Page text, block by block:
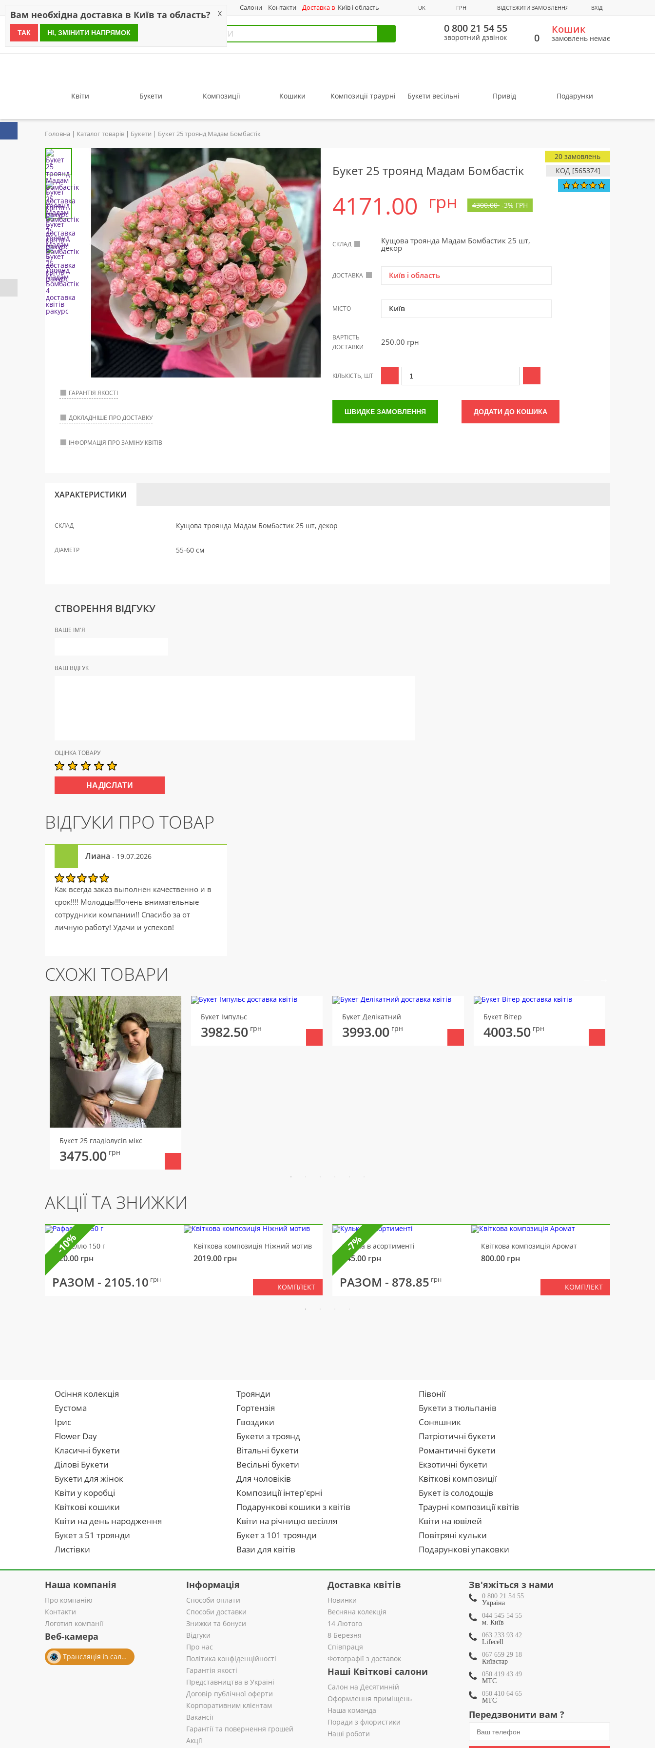
Салони Контакти Доставка в Київ і область UK ГРН ВІДСТЕЖИТИ ЗАМОВЛЕННЯ ВХІД
since 1999
0 800 21 54 55
зворотний дзвінок 0
Кошик
замовлень немає
Квіти Букети Композиції Кошики Композиції траурні Букети весільні Привід Подарунки
Головна Каталог товарів Букети Букет 25 троянд Мадам Бомбастік
ГАРАНТІЯ ЯКОСТІ
ДОКЛАДНІШЕ ПРО ДОСТАВКУ
ІНФОРМАЦІЯ ПРО ЗАМІНУ КВІТІВ
Букет 25 троянд Мадам Бомбастік КОД [565374]
20 замовлень
4171.00 грн 4300.00 -3% ГРН
СКЛАД Кущова троянда Мадам Бомбастик 25 шт,
декор
ДОСТАВКА Київ і область
МІСТО Київ
ВАРТІСТЬ
ДОСТАВКИ
250.00 грн
КІЛЬКІСТЬ, ШТ
ШВИДКЕ ЗАМОВЛЕННЯ ДОДАТИ ДО КОШИКА
ХАРАКТЕРИСТИКИ
СКЛАД Кущова троянда Мадам Бомбастик 25 шт, декор
ДІАМЕТР 55-60 см
СТВОРЕННЯ ВІДГУКУ
ВАШЕ ІМ'Я
ВАШ ВІДГУК
ОЦІНКА ТОВАРУ
ВІДГУКИ ПРО ТОВАР
Лиана - 19.07.2026
Как всегда заказ выполнен качественно и в
срок!!!! Молодцы!!!очень внимательные
сотрудники компании!! Спасибо за от
личную работу! Удачи и успехов!
СХОЖІ ТОВАРИ
Букет 25 гладіолусів мікс
3475.00 грн
Букет Імпульс
3982.50 грн
Букет Делікатний
3993.00 грн
Букет Вітер
4003.50 грн
АКЦІЇ ТА ЗНИЖКИ
Рафаелло 150 г
320.00 грн
Квіткова композиція Ніжний мотив
2019.00 грн
РАЗОМ - 2105.10 грн
КОМПЛЕКТ
-10% Кулька в асортименті
145.00 грн
Квіткова композиція Аромат
800.00 грн
РАЗОМ - 878.85 грн
КОМПЛЕКТ
-7%
Осіння колекція Троянди
Півонії
Еустома
Гортензія
Букети з тюльпанів
Ірис
Гвоздики
Соняшник
Flower Day
Букети з троянд
Патріотичні букети
Класичні букети
Вітальні букети
Романтичні букети
Ділові Букети
Весільні букети
Екзотичні букети
Букети для жінок
Для чоловіків
Квіткові композиції
Квіти у коробці
Композиції інтер'єрні
Букет із солодощів
Квіткові кошики
Подарункові кошики з квітів
Траурні композиції квітів
Квіти на день народження
Квіти на річницю весілля
Квіти на ювілей
Букет з 51 троянди
Букет з 101 троянди
Повітряні кульки
Листівки
Вази для квітів Подарункові упаковки
Наша компанія
Про компанію
Контакти
Логотип компанії
Веб-камера
Трансляція із салону
Інформація
Способи оплати
Способи доставки
Знижки та бонуси
Відгуки
Про нас
Політика конфіденційності
Гарантія якості
Представництва в Україні
Договір публічної оферти
Корпоративним клієнтам
Вакансії
Гарантії та повернення грошей
Акції
Доставка квітів
Новинки
Весняна колекція
14 Лютого
8 Березня
Співпраця
Фотографії з доставок
Наші Квіткові салони
Салон на Десятинній
Оформлення приміщень
Наша команда
Поради з флористики
Наші роботи
Зв'яжіться з нами
0 800 21 54 55
Україна
044 545 54 55
м. Київ
063 233 93 42
Lifecell
067 659 29 18
Київстар
050 419 43 49
МТС
050 410 64 65
МТС
Передзвонити вам ?
Вам необхідна доставка в Київ та область? X
ТАК НІ, ЗМІНИТИ НАПРЯМОК